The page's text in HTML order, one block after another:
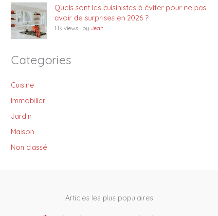
Quels sont les cuisinistes à éviter pour ne pas
avoir de surprises en 2026 ?
1.1k views | by Jean
Categories
Cuisine
Immobilier
Jardin
Maison
Non classé
Articles les plus populaires